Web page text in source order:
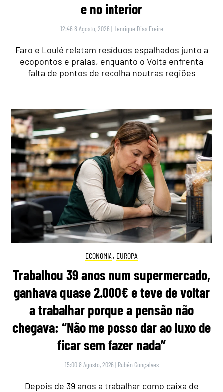
e no interior
12:46 8 Agosto, 2026 | Henrique Dias Freire
Faro e Loulé relatam resíduos espalhados junto a
ecopontos e praias, enquanto o Volta enfrenta
falta de pontos de recolha noutras regiões
ECONOMIA , EUROPA
Trabalhou 39 anos num supermercado,
ganhava quase 2.000€ e teve de voltar
a trabalhar porque a pensão não
chegava: “Não me posso dar ao luxo de
ficar sem fazer nada”
15:00 8 Agosto, 2026 | Rubén Gonçalves
Depois de 39 anos a trabalhar como caixa de